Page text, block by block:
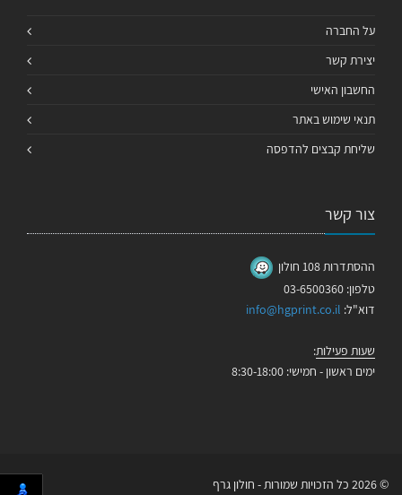
על החברה
יצירת קשר
החשבון האישי
תנאי שימוש באתר
שליחת קבצים להדפסה
צור קשר
ההסתדרות 108 חולון
טלפון: 03-6500360
דוא"ל: info@hgprint.co.il
שעות פעילות:
ימים ראשון - חמישי: 8:30-18:00
© 2026 כל הזכויות שמורות - חולון גרף